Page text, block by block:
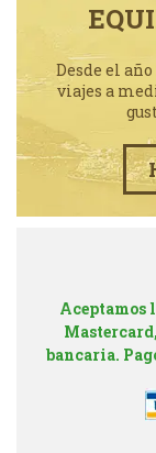
Desde el
viajes a
Aceptamos
bancaria.